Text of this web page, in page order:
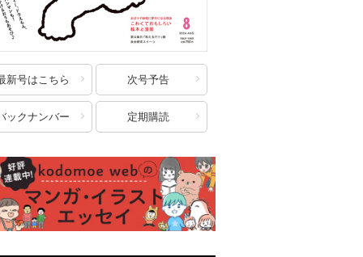
新号はこちら 次号予告
ックナンバー 定期購読